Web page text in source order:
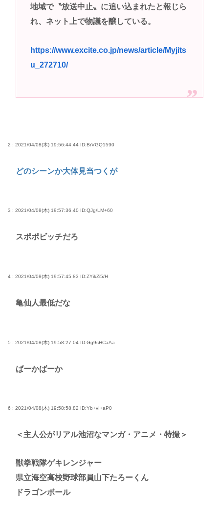
のほうが恥ずかしいよな🤔
高市早苗さん、憧れのバンドを官邸に招き、自身の
若くて美人なママと親友の淫らな行為内容を毎回聞
かされる「女神の加護を受けしママのサーガ」3巻 今
ポケカ資産が100万円超えた男の子www
Powered by livedoor 相互RSS
地域で〝放送中止〟に追い込まれたと報じら
れ、ネット上で物議を醸している。
https://www.excite.co.jp/news/article/Myjits
u_272710/
2 : 2021/04/08(木) 19:56:44.44 ID:BrVGQ1590
どのシーンか大体見当つくが
3 : 2021/04/08(木) 19:57:36.40 ID:QJg/LM+60
スポポビッチだろ
4 : 2021/04/08(木) 19:57:45.83 ID:ZYikZi5/H
亀仙人最低だな
5 : 2021/04/08(木) 19:58:27.04 ID:Gg9sHCaAa
ばーかばーか
6 : 2021/04/08(木) 19:58:58.82 ID:Yb+vI+aP0
＜主人公がリアル池沼なマンガ・アニメ・特撮＞
獣拳戦隊ゲキレンジャー
県立海空高校野球部員山下たろーくん
ドラゴンボール